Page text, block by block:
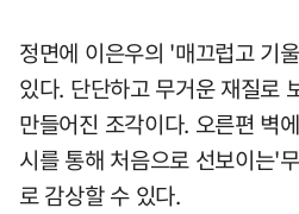
정면에 이은우의 '매끄럽고 기
있다. 단단하고 무거운 재질로
만들어진 조각이다. 오른편 벽
시를 통해 처음으로 선보이는'
로 감상할 수 있다.